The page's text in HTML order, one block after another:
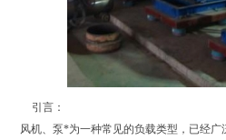
引言：
风机、泵*为一种常见的负载类型，已经广